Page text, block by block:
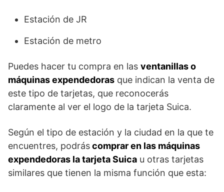
Estación de JR
Estación de metro
Puedes hacer tu compra en las ventanillas o
máquinas expendedoras que indican la venta de
este tipo de tarjetas, que reconocerás
claramente al ver el logo de la tarjeta Suica.
Según el tipo de estación y la ciudad en la que te
encuentres, podráscomprar en las máquinas
expendedoras la tarjeta Suica u otras tarjetas
similares que tienen la misma función que esta: